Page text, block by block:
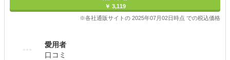
￥ 3,119
※各社通販サイトの 2025年07月02日時点 での税込価格
愛用者
口コミ